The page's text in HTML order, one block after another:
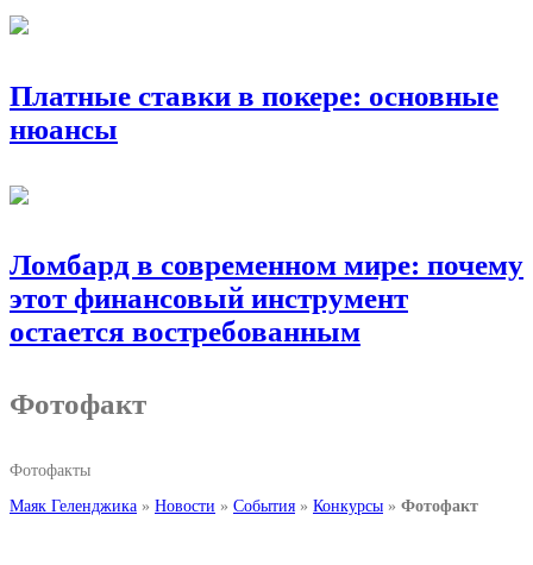
Платные ставки в покере: основные
нюансы
Ломбард в современном мире: почему
этот финансовый инструмент
остается востребованным
Фотофакт
Фотофакты
Маяк Геленджика » Новости » События » Конкурсы » Фотофакт